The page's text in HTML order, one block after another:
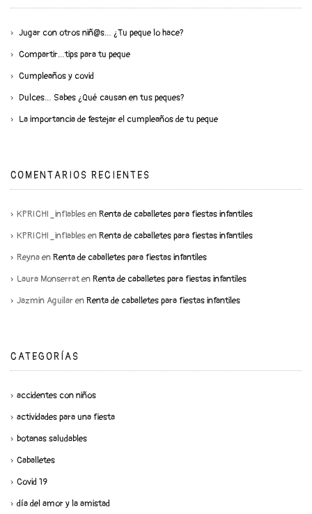
Jugar con otros niñ@s… ¿Tu peque lo hace?
Compartir…tips para tu peque
Cumpleaños y covid
Dulces… Sabes ¿Qué causan en tus peques?
La importancia de festejar el cumpleaños de tu peque
COMENTARIOS RECIENTES
KPRICHI_inflablesenRenta de caballetes para fiestas infantiles
KPRICHI_inflablesenRenta de caballetes para fiestas infantiles
ReynaenRenta de caballetes para fiestas infantiles
Laura MonserratenRenta de caballetes para fiestas infantiles
Jazmin AguilarenRenta de caballetes para fiestas infantiles
CATEGORÍAS
accidentes con niños
actividades para una fiesta
botanas saludables
Caballetes
Covid 19
día del amor y la amistad